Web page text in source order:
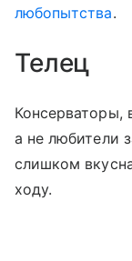
любопытства.
Телец
Консерваторы,
а не любители
слишком
ходу.